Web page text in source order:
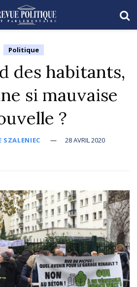
Politique
des habitants,
si mauvaise
?
SZALENIEC 28 AVRIL 2020